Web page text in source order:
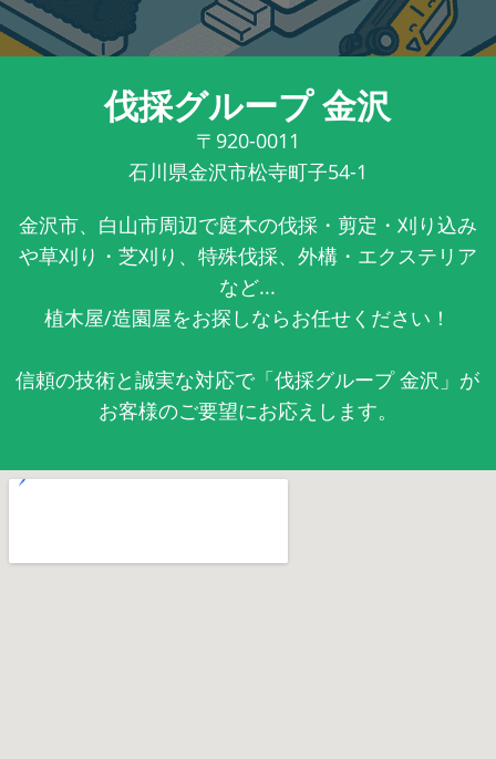
伐採グループ 金沢
〒920-0011
石川県金沢市松寺町子54-1
金沢市、白山市周辺で庭木の伐採・剪定・刈り込み
や草刈り・芝刈り、特殊伐採、外構・エクステリア
など...
植木屋/造園屋をお探しならお任せください！
信頼の技術と誠実な対応で「伐採グループ 金沢」が
お客様のご要望にお応えします。